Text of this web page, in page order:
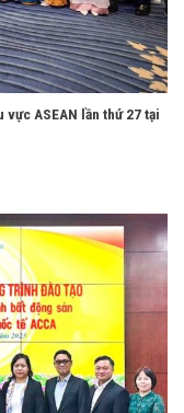
ASEAN lần thứ 27 tại